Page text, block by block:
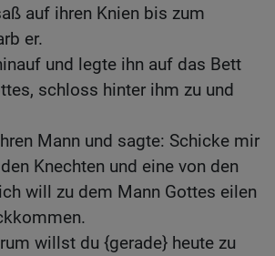
auf ihren Knien bis zum
er.
und legte ihn auf das Bett
schloss hinter ihm zu und
Mann und sagte: Schicke mir
Knechten und eine von den
will zu dem Mann Gottes eilen
willst du {gerade} heute zu